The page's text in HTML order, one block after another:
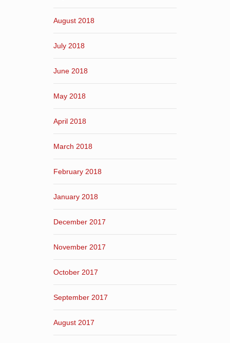
August 2018
July 2018
June 2018
May 2018
April 2018
March 2018
February 2018
January 2018
December 2017
November 2017
October 2017
September 2017
August 2017